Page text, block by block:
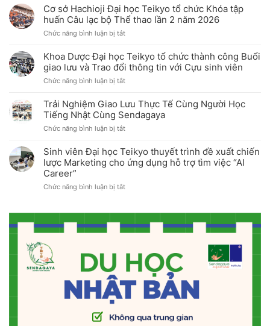
sở
Utsunomiya
tổ
chức
công
Sự
kiện
Open
tháng
7/2026
Cơ sở Hachioji Đại học Teikyo tổ chức Khóa tập
huấn Câu lạc bộ Thể thao lần 2 năm 2026
Chức năng bình luận bị tắtở
sở
Hachioji
Đại
học
tổ
chức
Khóa
tập
Câu
lạc
bộ
thao
2026
Khoa Dược Đại học Teikyo tổ chức thành công Buổi
giao lưu và Trao đổi thông tin với Cựu sinh viên
Chức năng bình luận bị tắtở
Dược
Đại
học
Teikyo
chức
thành
công
giao
đổi
thông
với
Cựu
sinh
viên
Trải Nghiệm Giao Lưu Thực Tế Cùng Người Học
Tiếng Nhật Cùng Sendagaya
Chức năng bình luận bị tắtở
Nghiệm
Giao
Lưu
Tế
Học
Tiếng
Nhật
Sendagaya
Sinh viên Đại học Teikyo thuyết trình đề xuất chiến
lược Marketing cho ứng dụng hỗ trợ tìm việc “AI
Career”
Chức năng bình luận bị tắtở
học
Teikyo
trình
đề
xuất
chiến
ứng